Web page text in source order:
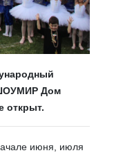
Дом
открыт.
июня, июля